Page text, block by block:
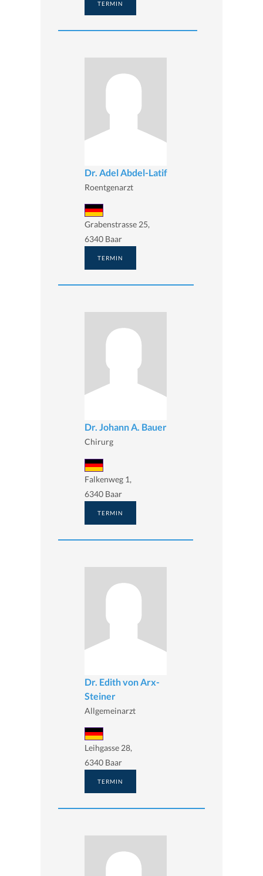
TERMIN
Dr. Adel Abdel-Latif
Roentgenarzt
Grabenstrasse 25,
6340 Baar
TERMIN
Dr. Johann A. Bauer
Chirurg
Falkenweg 1,
6340 Baar
TERMIN
Dr. Edith von Arx-
Steiner
Allgemeinarzt
Leihgasse 28,
6340 Baar
TERMIN